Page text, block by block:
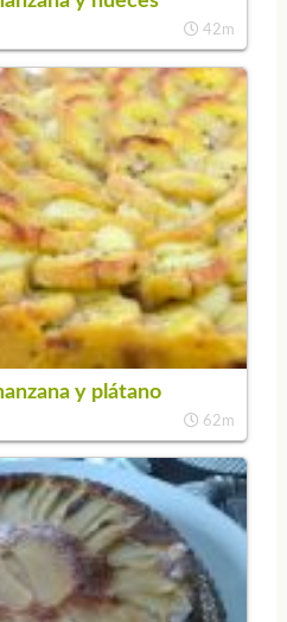
42m
y plátano
62m